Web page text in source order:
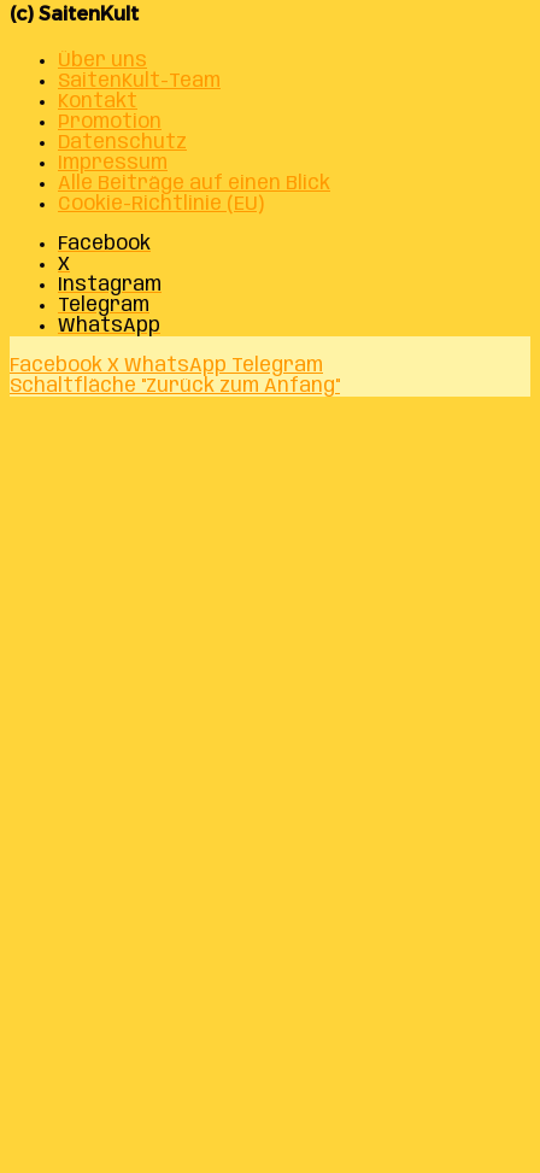
(c) SaitenKult
Über uns
SaitenKult-Team
Kontakt
Promotion
Datenschutz
Impressum
Alle Beiträge auf einen Blick
Cookie-Richtlinie (EU)
Facebook
X
Instagram
Telegram
WhatsApp
Facebook X WhatsApp Telegram
Schaltfläche "Zurück zum Anfang"